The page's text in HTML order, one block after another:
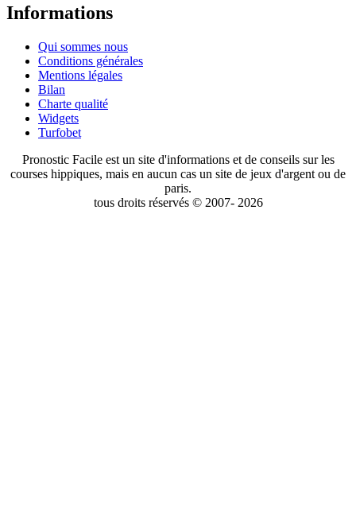
Informations
Qui sommes nous
Conditions générales
Mentions légales
Bilan
Charte qualité
Widgets
Turfobet
Pronostic Facile est un site d'informations et de conseils sur les
courses hippiques, mais en aucun cas un site de jeux d'argent ou de
paris.
tous droits réservés © 2007- 2026